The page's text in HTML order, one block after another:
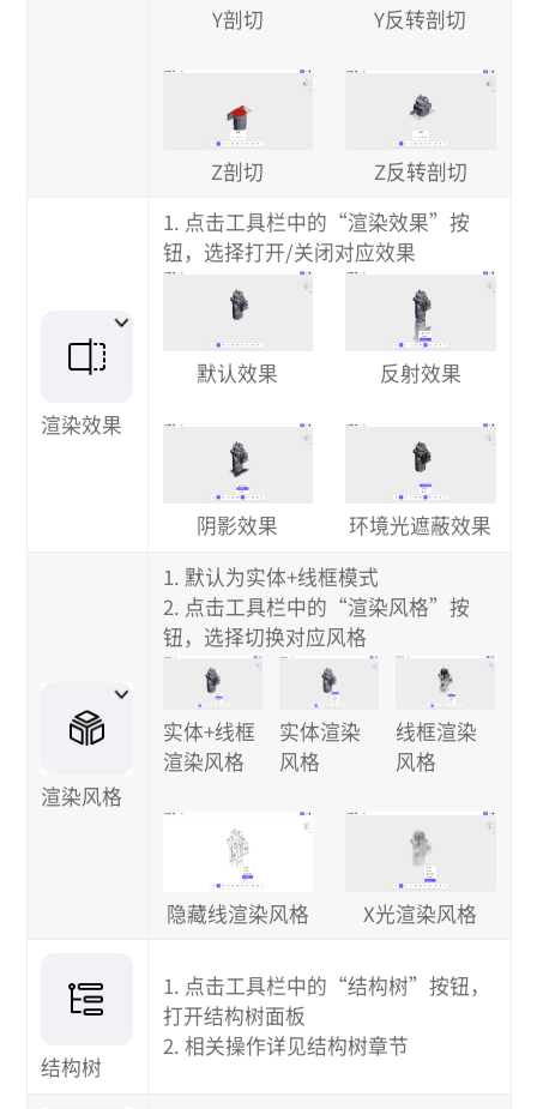
Y剖切 Y反转剖切
Z剖切 Z反转剖切
渲染效果
1. 点击工具栏中的“渲染效果”按
钮，选择打开/关闭对应效果
默认效果 反射效果
阴影效果 环境光遮蔽效果
渲染风格
1. 默认为实体+线框模式
2. 点击工具栏中的“渲染风格”按
钮，选择切换对应风格
实体+线框
渲染风格
实体渲染
风格
线框渲染
风格
隐藏线渲染风格 X光渲染风格
结构树
1. 点击工具栏中的“结构树”按钮，
打开结构树面板
2. 相关操作详见结构树章节